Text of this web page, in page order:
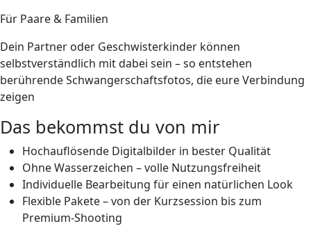
Für Paare & Familien
Dein Partner oder Geschwisterkinder können
selbstverständlich mit dabei sein – so entstehen
berührende Schwangerschaftsfotos, die eure Verbindung
zeigen
Das bekommst du von mir
Hochauflösende Digitalbilder in bester Qualität
Ohne Wasserzeichen – volle Nutzungsfreiheit
Individuelle Bearbeitung für einen natürlichen Look
Flexible Pakete– von der Kurzsession bis zum
Premium-Shooting